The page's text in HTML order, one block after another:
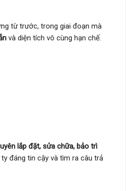
từ trước, trong giai đoạn mà
và diện tích vô cùng hạn chế.
lắp đặt, sửa chữa, bảo trì
đáng tin cậy và tìm ra câu trả